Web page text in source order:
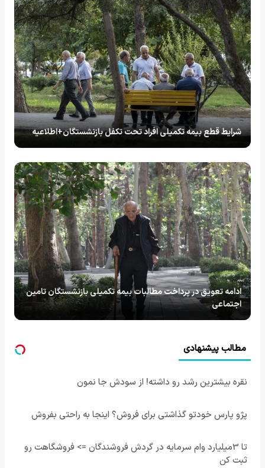
شرایط قطع بیمه تکمیلی افراد تحت تکفل بازنشستگان+اطلاعیه
ادامه تعویق در پرداخت مطالبات بیمه تکمیلی بازنشستگان تامین
اجتماعی
مطالب پیشنهادی
نقره بیشترین رشد رو داشته! از سودش جا نمون
پژو پارس خودتو گذاشتی برای فروش؟ اینجا به راحتی بفروش
تا 3میلیارد وام سرمایه در گردش فروشندگان => فروشگاهت رو
ثبت کن